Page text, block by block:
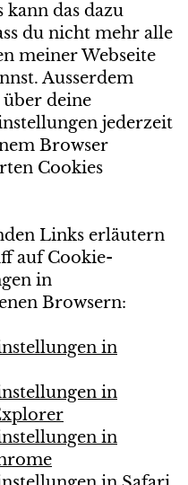
das dazu
du nicht mehr alle
meiner Webseite
Ausserdem
deine
jederzeit
Browser
Cookies
Links erläutern
auf Cookie-
in
Browsern:
in
in
in